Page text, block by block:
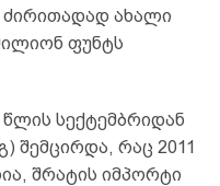
ძირითადად ახალი
ფუნტს
წლის სექტემბრიდან
შემცირდა, რაც 2011
შრატის იმპორტი